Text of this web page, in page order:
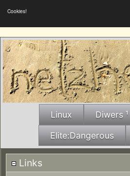
Cookies!
Linux Diwers ¹
Elite:Dangerous
Links